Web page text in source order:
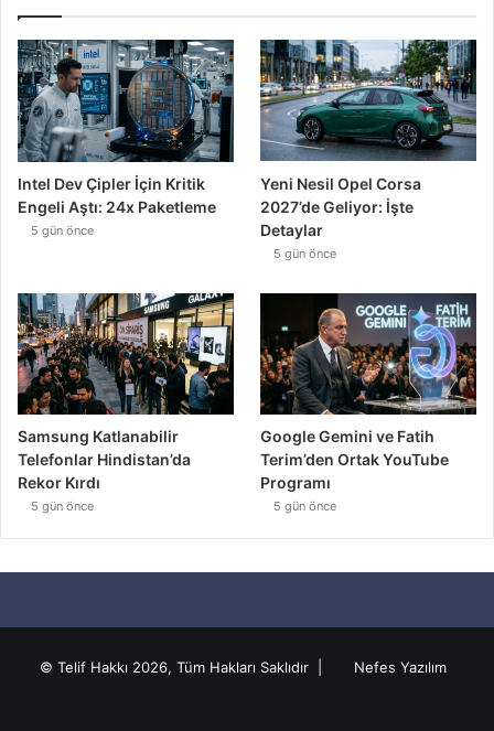
Intel Dev Çipler İçin Kritik
Engeli Aştı: 24x Paketleme
5 gün önce
Yeni Nesil Opel Corsa
2027’de Geliyor: İşte
Detaylar
5 gün önce
Samsung Katlanabilir
Telefonlar Hindistan’da
Rekor Kırdı
5 gün önce
Google Gemini ve Fatih
Terim’den Ortak YouTube
Programı
5 gün önce
© Telif Hakkı 2026, Tüm Hakları Saklıdır | Nefes Yazılım